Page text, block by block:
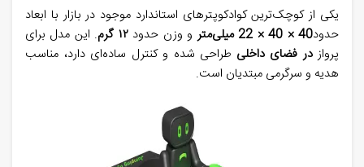
یکی از کوچک‌ترین کوادکوپترهای استاندارد موجود در بازار با ابعاد
حدود40 × 40 × 22 میلی‌مترو وزن حدود۱۲ گرم. این مدل برای
پروازدر فضای داخلی طراحی شده و کنترل ساده‌ای دارد، مناسب
هدیه و سرگرمی مبتدیان است.